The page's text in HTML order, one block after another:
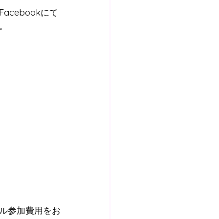
にて
参加費用をお